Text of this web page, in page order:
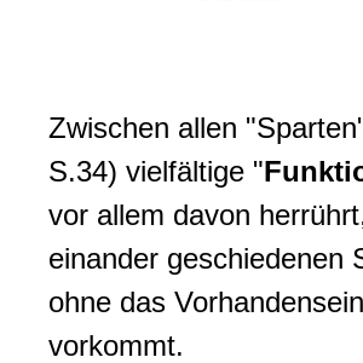
Zwischen allen
S.34) vielfältige "
vor allem davon
einander geschiedenen
ohne das
vorkommt.